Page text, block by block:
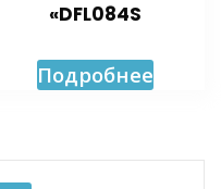
«DFL084S
Подробнее